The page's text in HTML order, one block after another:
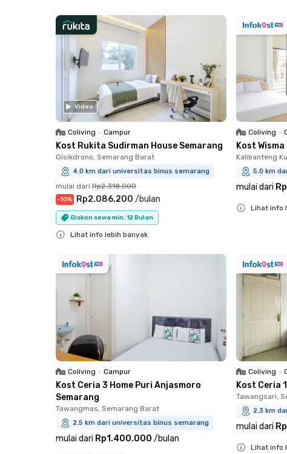
Video
Coliving • Campur
Kost Rukita Sudirman House Semarang
Gisikdrono, Semarang Barat
4.0 km dari universitas binus semarang
mulai dari Rp2.318.000
-10% Rp2.086.200 /bulan
Diskon sewa min. 12 Bulan
Lihat info lebih banyak
Coliving •
Kost
Kalibanteng
5.0 km
mulai dari
Lihat info
Coliving • Campur
Kost Ceria 3 Home Puri Anjasmoro
Semarang
Tawangmas, Semarang Barat
2.5 km dari universitas binus semarang
mulai dari Rp1.400.000 /bulan
Coliving •
Kost Ceria
Tawangsari,
2.3 km
mulai dari
Lihat info